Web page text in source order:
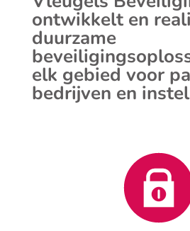
ontwikkelt en
duurzame
elk gebied voor
bedrijven en